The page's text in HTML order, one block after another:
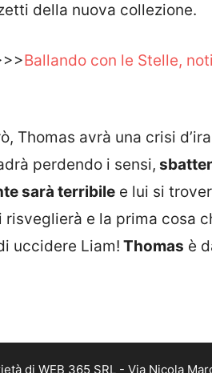
della nuova collezione.
Ballando con le Stelle,
Thomas avrà una crisi
perdendo i sensi,
sarà terribile e lui si
risveglierà e la prima cosa
uccidere Liam! Thomas è
di WEB 365 SRL - Via Nicola